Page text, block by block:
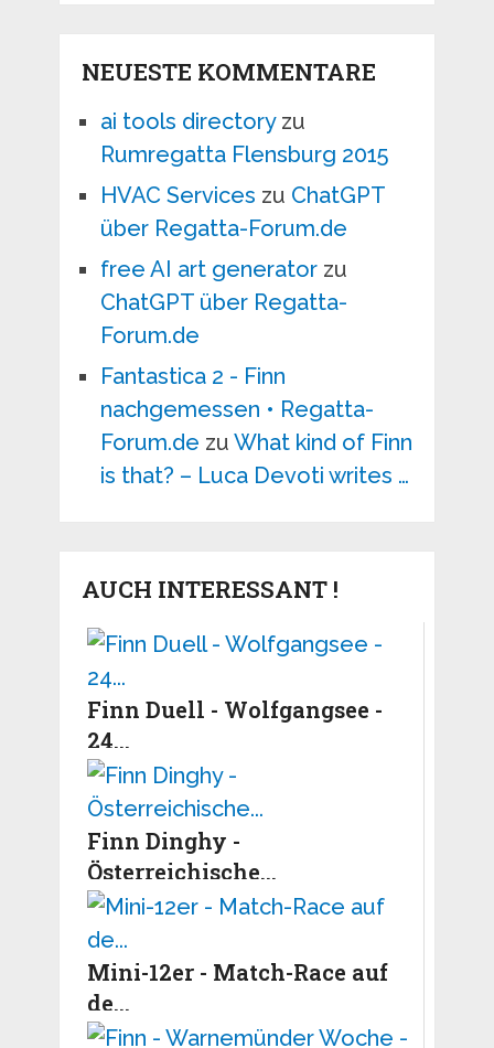
NEUESTE KOMMENTARE
ai tools directoryzu
Rumregatta Flensburg 2015
HVAC Services zu ChatGPT
über Regatta-Forum.de
free AI art generatorzu
ChatGPT über Regatta-
Forum.de
Fantastica 2 - Finn
nachgemessen • Regatta-
Forum.de zu What kind of Finn
is that? – Luca Devoti writes …
AUCH INTERESSANT !
Finn Duell - Wolfgangsee -
24...
Finn Dinghy -
Österreichische...
Mini-12er - Match-Race auf
de...